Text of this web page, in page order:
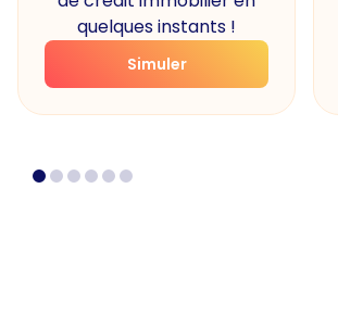
quelques instants !
Simuler